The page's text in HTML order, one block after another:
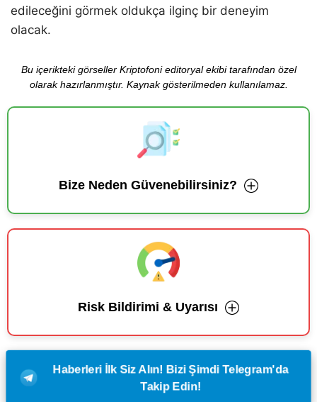
edileceğini görmek oldukça ilginç bir deneyim
olacak.
Bu içerikteki görseller Kriptofoni editoryal ekibi tarafından özel
olarak hazırlanmıştır. Kaynak gösterilmeden kullanılamaz.
Bize Neden Güvenebilirsiniz?
Risk Bildirimi & Uyarısı
Haberleri İlk Siz Alın! Bizi Şimdi Telegram'da
Takip Edin!